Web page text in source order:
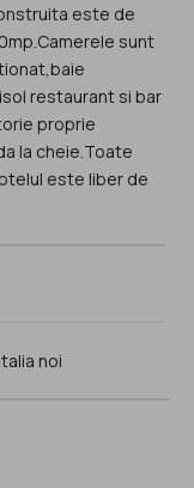
este de
sunt
restaurant si bar
proprie
la cheie.Toate
este liber de
noi